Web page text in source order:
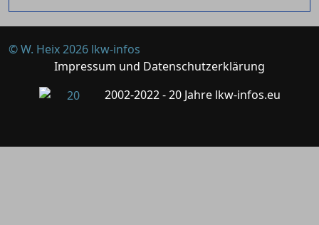
© W. Heix 2026 lkw-infos
Impressum und Datenschutzerklärung
2002-2022 - 20 Jahre lkw-infos.eu